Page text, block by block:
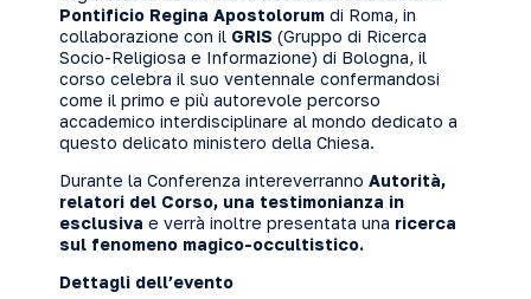
Pontificio Regina Apostolorum di Roma, in
collaborazione con il GRIS (Gruppo di Ricerca
Socio-Religiosa e Informazione) di Bologna, il
corso celebra il suo ventennale confermandosi
come il primo e più autorevole percorso
accademico interdisciplinare al mondo dedicato a
questo delicato ministero della Chiesa.
Durante la Conferenza intereverranno Autorità,
relatori del Corso, una testimonianza in
esclusiva e verrà inoltre presentata una ricerca
sul fenomeno magico-occultistico.
Dettagli dell’evento